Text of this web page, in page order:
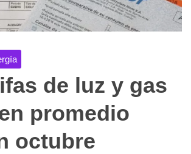
de luz y gas
promedio
octubre